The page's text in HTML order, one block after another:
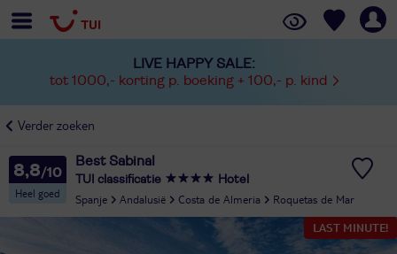
LIVE HAPPY SALE:
tot 1000,- korting p. boeking + 100,- p. kind
Verder zoeken
8,8
Heel goed
Best Sabinal
TUI classificatie Hotel
Spanje Andalusië Costa de Almeria
Roquetas de Mar
LAST MINUTE!